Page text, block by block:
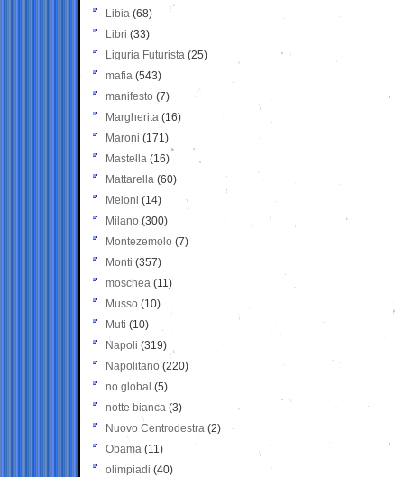
Libia (68)
Libri (33)
Liguria Futurista (25)
mafia (543)
manifesto (7)
Margherita (16)
Maroni (171)
Mastella (16)
Mattarella (60)
Meloni (14)
Milano (300)
Montezemolo (7)
Monti (357)
moschea (11)
Musso (10)
Muti (10)
Napoli (319)
Napolitano (220)
no global (5)
notte bianca (3)
Nuovo Centrodestra (2)
Obama (11)
olimpiadi (40)